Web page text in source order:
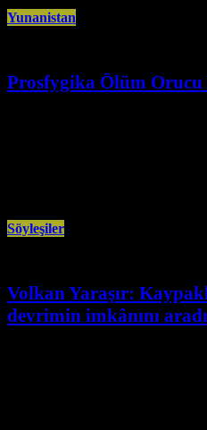
Yunanistan
Prosfygika Ölüm Orucu
Söyleşiler
Volkan Yaraşır:
devrimin imkânını aradı